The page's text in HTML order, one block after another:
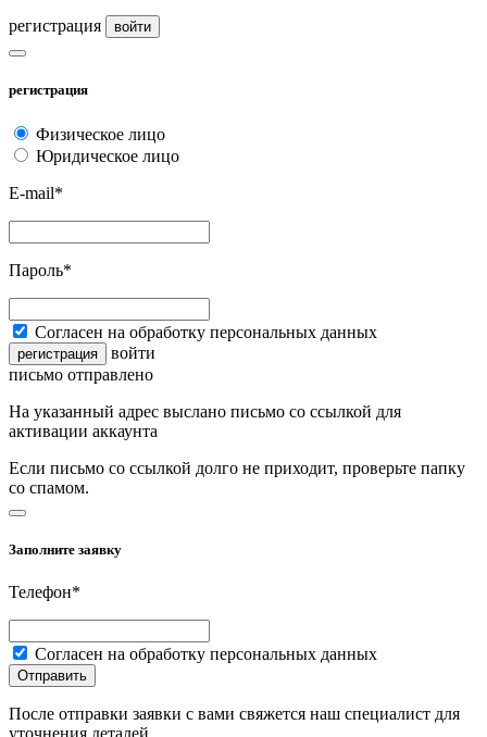
регистрация войти
регистрация
Физическое лицо
Юридическое лицо
E-mail*
Пароль*
Согласен на обработку персональных данных
регистрация
войти
письмо отправлено
На указанный адрес выслано письмо со ссылкой для
активации аккаунта
Если письмо со ссылкой долго не приходит, проверьте папку
со спамом.
Заполните заявку
Телефон*
Согласен на обработку персональных данных
Отправить
После отправки заявки с вами свяжется наш специалист для